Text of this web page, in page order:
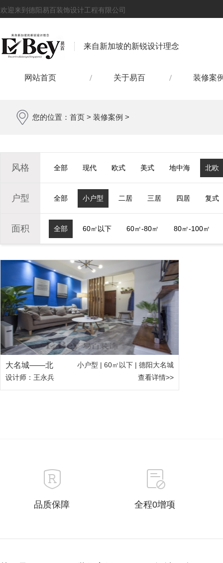
欢迎来到德阳易百装饰设计工程有限公司
来自新加坡的新锐设计理念
网站首页 关于易百 装修案
您的位置： 首页 > 装修案例 >
风格 全部 现代 欧式 美式 地中海 北欧
户型 全部 小户型 二居 三居 四居 复式
面积 全部 60㎡以下 60㎡-80㎡ 80㎡-100㎡
大名城——北
小户型 | 60㎡以下 | 德阳大名城
设计师：王永兵
查看详情>>
品质保障 全程0增项